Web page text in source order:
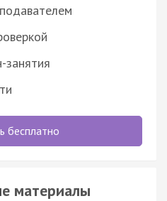
занятия
бесплатно
материалы